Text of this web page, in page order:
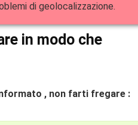
di geolocalizzazione.
in modo che
, non farti fregare :